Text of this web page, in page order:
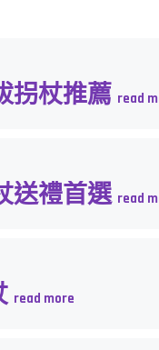
拐杖推薦
送禮首選